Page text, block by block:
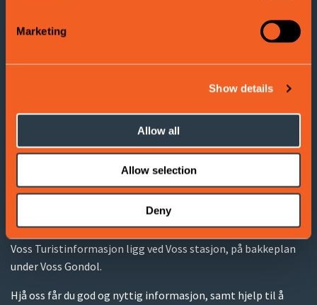
Marketing
Show details
Allow all
Allow selection
Deny
5704 Voss
Voss Turistinformasjon ligg ved Voss stasjon, på bakkeplan
under Voss Gondol.
Hjå oss får du god og nyttig informasjon, samt hjelp til å